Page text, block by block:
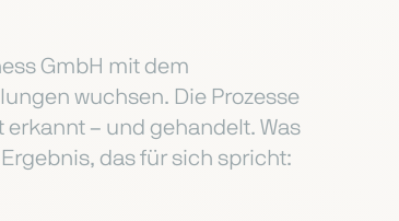
GmbH mit dem
wuchsen. Die Prozesse
– und gehandelt. Was
das für sich spricht: